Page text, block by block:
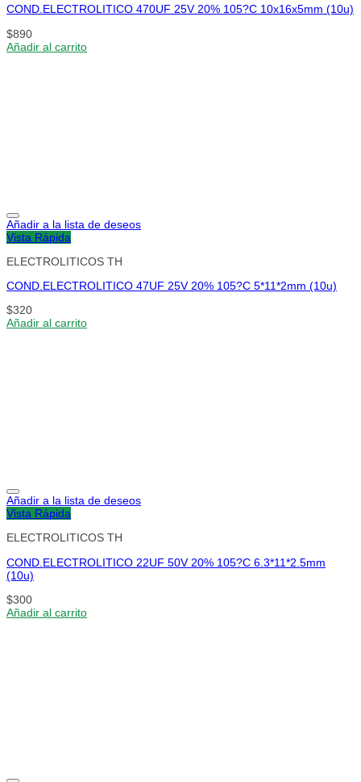
COND.ELECTROLITICO 470UF 25V 20% 105?C 10x16x5mm (10u)
$890
Añadir al carrito
Añadir a la lista de deseos
Vista Rápida
ELECTROLITICOS TH
COND.ELECTROLITICO 47UF 25V 20% 105?C 5*11*2mm (10u)
$320
Añadir al carrito
Añadir a la lista de deseos
Vista Rápida
ELECTROLITICOS TH
COND.ELECTROLITICO 22UF 50V 20% 105?C 6.3*11*2.5mm
(10u)
$300
Añadir al carrito